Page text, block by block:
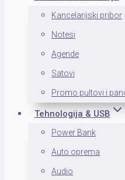
Kancelarijski pribor
Notesi
Agende
Satovi
Promo pultovi i
Tehnologija & USB
Power Bank
Auto oprema
Audio